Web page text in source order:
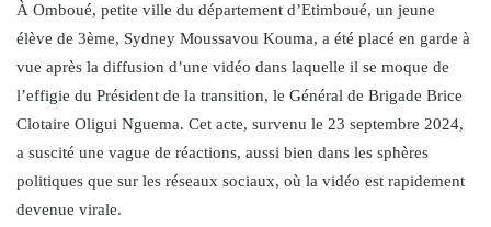
À Omboué, petite ville du département d’Etimboué, un jeune
élève de 3ème, Sydney Moussavou Kouma, a été placé en garde à
vue après la diffusion d’une vidéo dans laquelle il se moque de
l’effigie du Président de la transition, le Général de Brigade Brice
Clotaire Oligui Nguema. Cet acte, survenu le 23 septembre 2024,
a suscité une vague de réactions, aussi bien dans les sphères
politiques que sur les réseaux sociaux, où la vidéo est rapidement
devenue virale.